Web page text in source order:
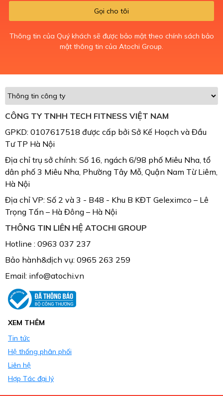
Gọi cho tôi
Thông tin của Quý khách sẽ được bảo mật theo chính sách bảo
mật thông tin của Atochi Group.
CÔNG TY TNHH TECH FITNESS VIỆT NAM
GPKD: 0107617518 được cấp bởi Sở Kế Hoạch và Đầu
Tư TP Hà Nội
Địa chỉ trụ sở chính: Số 16, ngách 6/98 phố Miêu Nha, tổ
dân phố 3 Miêu Nha, Phường Tây Mỗ, Quận Nam Từ Liêm,
Hà Nội
Địa chỉ VP: Số 2 và 3 - B48 - Khu B KĐT Geleximco – Lê
Trọng Tấn – Hà Đông – Hà Nội
THÔNG TIN LIÊN HỆ ATOCHI GROUP
Hotline : 0963 037 237
Bảo hành&dịch vụ: 0965 263 259
Email: info@atochi.vn
XEM THÊM
Tin tức
Hệ thống phân phối
Liên hệ
Hợp Tác đại lý